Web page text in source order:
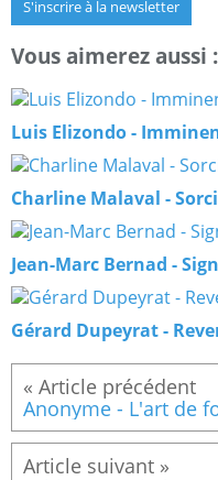
S'inscrire à la newsletter
Vous aimerez aussi :
Luis Elizondo -
Charline Malaval -
Jean-Marc Bernad -
Gérard Dupeyrat -
Anonyme - L'art de